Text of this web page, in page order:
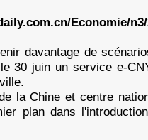
Economie/n3/
davantage de
30 juin un service e-
la Chine et centre
plan dans